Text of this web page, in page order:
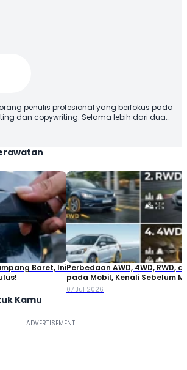
penulis profesional yang berfokus pada
dan copywriting. Selama lebih dari dua
ringan, dan berbasis data, ia
mendapatkan insight yang aplikatif
Baret, IniPerbedaan AWD, 4WD, RWD,
pada Mobil, Kenali Sebelum
07 Jul 2026
Kamu